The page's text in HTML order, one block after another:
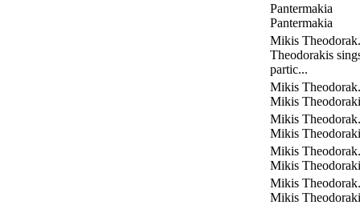
Pantermakia
Pantermakia
Mikis
Theodorakis
partic...
Mikis
Mikis
Mikis
Mikis
Mikis
Mikis
Mikis
Mikis